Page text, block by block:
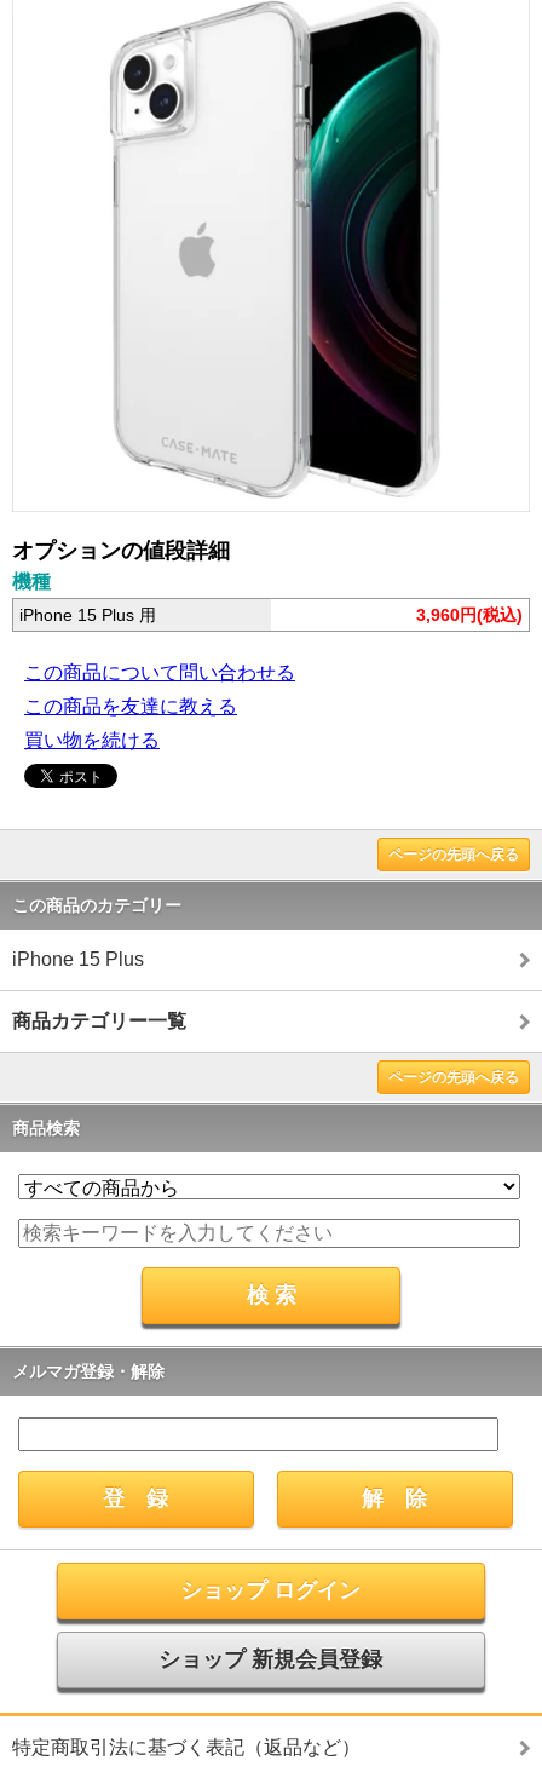
オプションの値段詳細
機種
iPhone 15 Plus 用 3,960円(税込)
この商品について問い合わせる
この商品を友達に教える
買い物を続ける
ページの先頭へ戻る
この商品のカテゴリー
iPhone 15 Plus
商品カテゴリー一覧
ページの先頭へ戻る
商品検索
メルマガ登録・解除
ショップ ログイン
ショップ 新規会員登録
特定商取引法に基づく表記（返品など）